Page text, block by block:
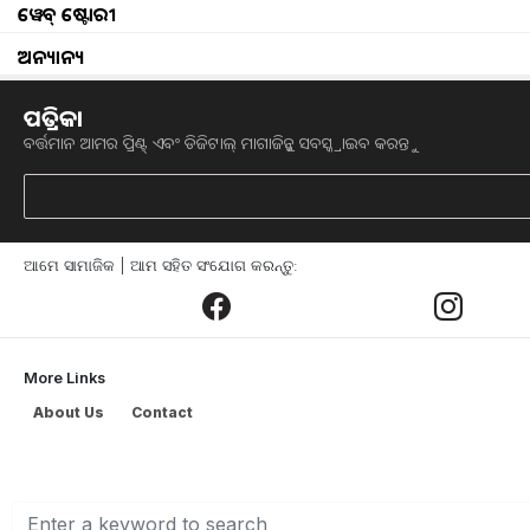
ୱେବ୍ ଷ୍ଟୋରୀ
ଅନ୍ୟାନ୍ୟ
ପତ୍ରିକା
ବର୍ତ୍ତମାନ ଆମର ପ୍ରିଣ୍ଟ୍ ଏବଂ ଡିଜିଟାଲ୍ ମାଗାଜିନ୍କୁ ସବସ୍କ୍ରାଇବ କରନ୍ତୁ
ଆମେ ସାମାଜିକ | ଆମ ସହିତ ସଂଯୋଗ କରନ୍ତୁ:
More Links
About Us
Contact
ଏବେ ମାସିକ ୪,୧୧୬ ଟଙ୍କା ପେନସନ୍ ପାଇବା
ଅର୍ଥରାଶି ଠାରୁ ୧୧୦୦ ଟଙ୍କା ଅଧିକ ରହିଛି । ଏହି
ସୂଚନା ଅନୁସାରେ ଗତ ଆଠ ବର୍ଷ ମଧ୍ୟରେ
ପେନସନରେ ୧୦,୩୧୦.୩୬ କୋଟି ଟଙ୍କା
କଲେକ୍ଟରେଟ୍ କମ୍ପେ୍ଲକ୍ସର ଉଦଘାଟନ
ଯାହାଫଳରେ ସିଙ୍ଗାରେନି ପ୍ରଭାବିତ ହୋଇଛି ।